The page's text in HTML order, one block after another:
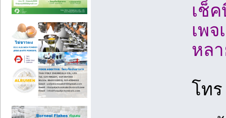
เช็
เพ
หล
โท